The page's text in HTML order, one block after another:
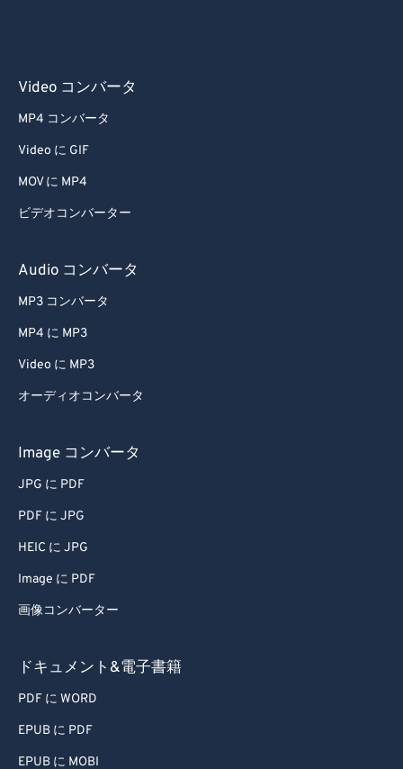
Video コンバータ
MP4 コンバータ
Video に GIF
MOV に MP4
ビデオコンバーター
Audio コンバータ
MP3 コンバータ
MP4 に MP3
Video に MP3
オーディオコンバータ
Image コンバータ
JPG に PDF
PDF に JPG
HEIC に JPG
Image に PDF
画像コンバーター
ドキュメント&電子書籍
PDF に WORD
EPUB に PDF
EPUB に MOBI